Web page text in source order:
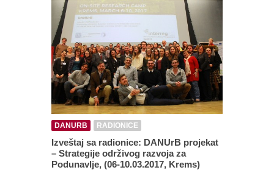
DANURB RADIONICE
Izveštaj sa radionice: DANUrB projekat
– Strategije održivog razvoja za
Podunavlje, (06-10.03.2017, Krems)